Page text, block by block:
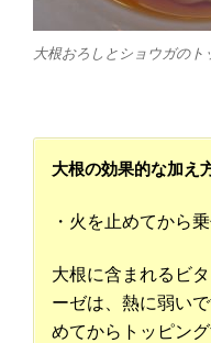
大根おろしとショウガのト
大根の効果的な加え
・火を止めてから
大根に含まれるビ
ーゼは、熱に弱い
めてからトッピン